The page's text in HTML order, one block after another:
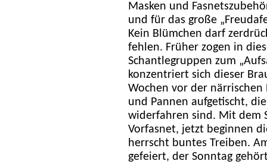
Masken und
und für das große
Kein Blümchen darf
fehlen. Früher zogen in
Schantlegruppen zum
konzentriert sich dieser
Wochen vor der närrischen
und Pannen aufgetischt,
widerfahren sind. Mit dem
Vorfasnet, jetzt beginnen
herrscht buntes Treiben.
gefeiert, der Sonntag